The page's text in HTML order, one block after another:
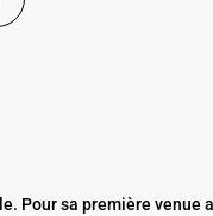
Pour sa première venue